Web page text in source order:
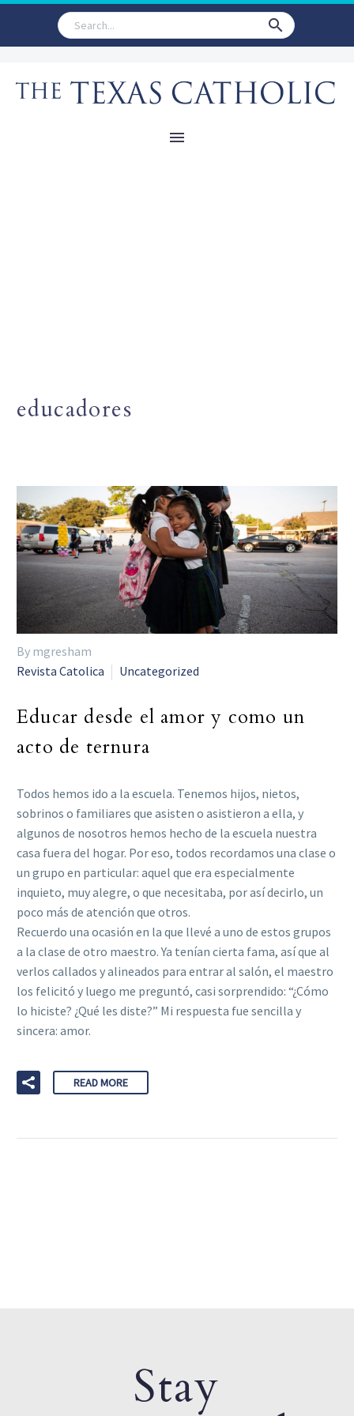
educadores
By mgresham
Revista Catolica
Uncategorized
Educar desde el amor y como un
acto de ternura
Todos hemos ido a la escuela. Tenemos hijos, nietos,
sobrinos o familiares que asisten o asistieron a ella, y
algunos de nosotros hemos hecho de la escuela nuestra
casa fuera del hogar. Por eso, todos recordamos una clase o
un grupo en particular: aquel que era especialmente
inquieto, muy alegre, o que necesitaba, por así decirlo, un
poco más de atención que otros.
Recuerdo una ocasión en la que llevé a uno de estos grupos
a la clase de otro maestro. Ya tenían cierta fama, así que al
verlos callados y alineados para entrar al salón, el maestro
los felicitó y luego me preguntó, casi sorprendido: “¿Cómo
lo hiciste? ¿Qué les diste?” Mi respuesta fue sencilla y
sincera: amor.
READ MORE
Stay